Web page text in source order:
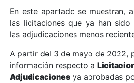
Mostrar/Ocultar
Mostrar/Ocultar
En este apartado se muestran,
las licitaciones que ya han sido
las adjudicaciones menos
A partir del 3 de mayo de 2022,
información respecto a
Adjudicaciones ya aprobadas